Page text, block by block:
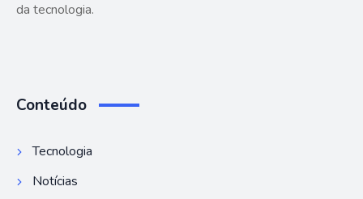
da tecnologia.
Conteúdo
Tecnologia
Notícias